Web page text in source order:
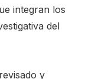
integran los
del
y